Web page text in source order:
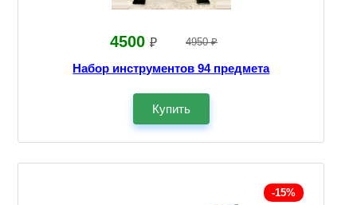
4500 ₽ 4950 ₽
Набор инструментов 94 предмета
Купить
-15%